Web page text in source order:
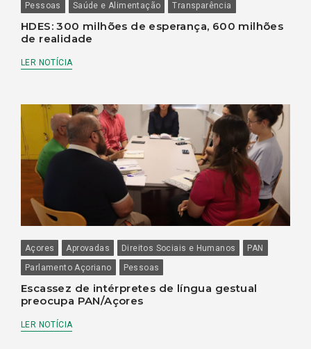
Pessoas
Saúde e Alimentação Transparência
HDES: 300 milhões de esperança, 600 milhões
de realidade
LER NOTÍCIA
Açores Aprovadas Direitos Sociais e Humanos
PAN
Parlamento Açoriano
Pessoas
Escassez de intérpretes de língua gestual
preocupa PAN/Açores
LER NOTÍCIA